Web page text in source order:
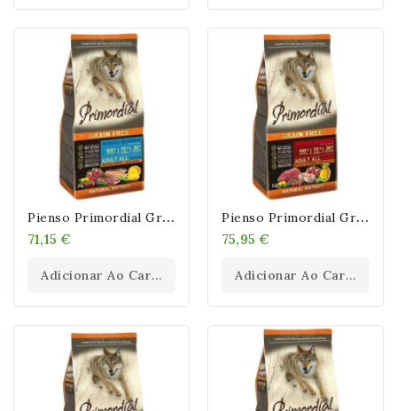
P
Ienso Primordial Grain Free Pato Y Trucha
71,15 €
Adicionar Ao Carrinho
P
Ienso Primordial Grain Free Búfalo Y Caballa
75,95 €
Adicionar Ao Carrinho